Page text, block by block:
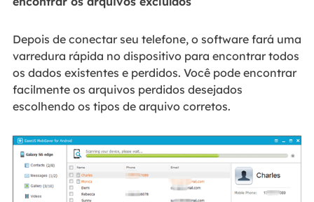
Depois de conectar seu telefone, o software fará uma
varredura rápida no dispositivo para encontrar todos
os dados existentes e perdidos. Você pode encontrar
facilmente os arquivos perdidos desejados
escolhendo os tipos de arquivo corretos.